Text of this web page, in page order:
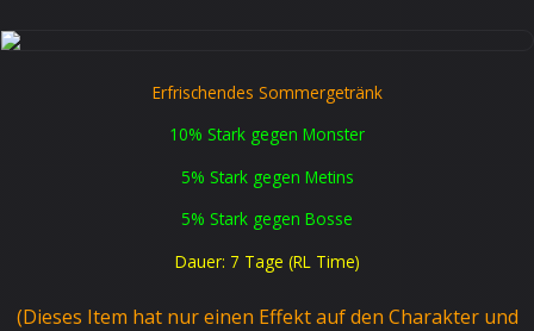
Erfrischendes Sommergetränk
10% Stark gegen Monster
5% Stark gegen Metins
5% Stark gegen Bosse
Dauer: 7 Tage (RL Time)
(Dieses Item hat nur einen Effekt auf den Charakter und